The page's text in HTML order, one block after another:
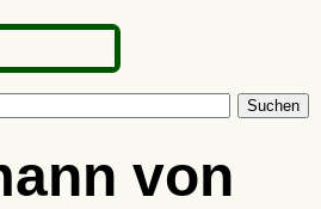
Suchen
von